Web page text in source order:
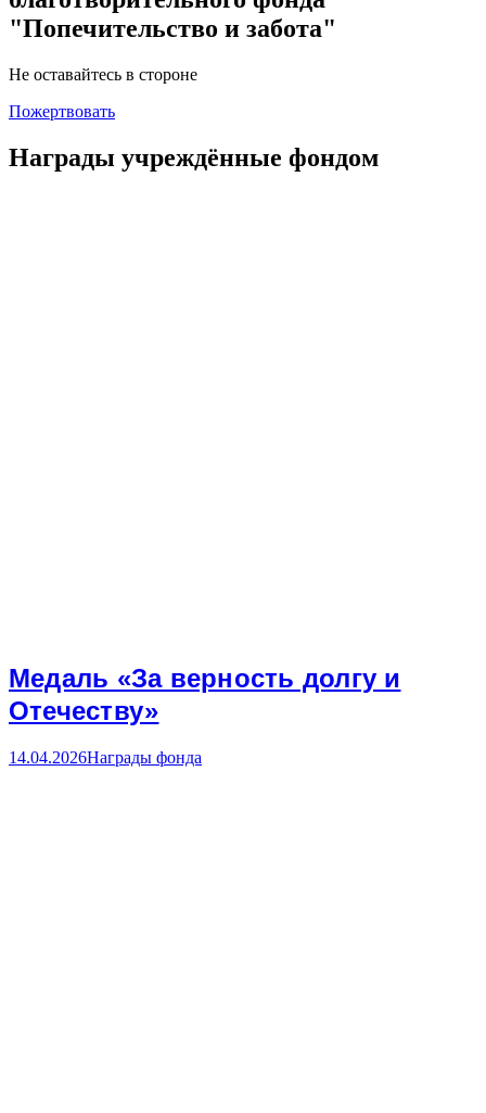
"Попечительство и забота"
Не оставайтесь в стороне
Пожертвовать
Награды учреждённые фондом
Медаль «За верность долгу и
Отечеству»
14.04.2026Награды фонда